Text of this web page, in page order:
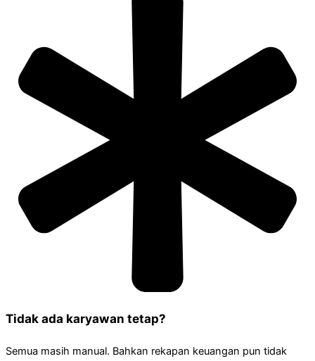
Tidak ada karyawan tetap?
Semua masih manual. Bahkan rekapan keuangan pun tidak